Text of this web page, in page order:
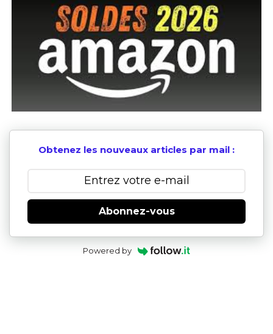
Obtenez les nouveaux articles par mail :
Abonnez-vous
Powered by